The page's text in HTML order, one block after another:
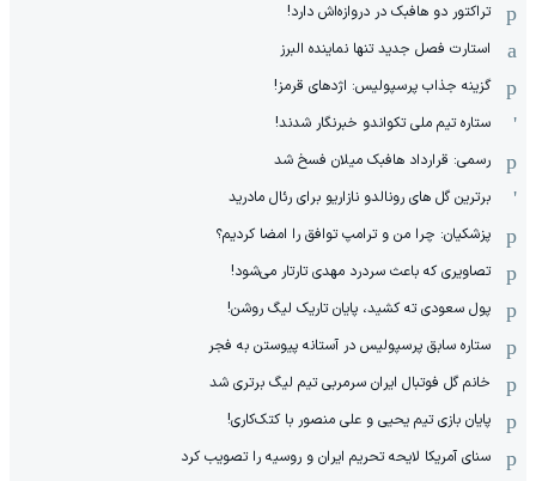
تراکتور دو هافبک در دروازه‌اش دارد!
استارت فصل جدید تنها نماینده البرز
گزینه جذاب پرسپولیس: اژدهای قرمز!
ستاره تیم ملی تکواندو خبرنگار شدند!
رسمی: قرارداد هافبک میلان فسخ شد
برترین گل های رونالدو نازاریو برای رئال مادرید
پزشکیان: چرا من و ترامپ توافق را امضا کردیم؟
تصاویری که باعث سردرد مهدی تارتار می‌شود!
پول سعودی ته کشید، پایان تاریک لیگ روشن!
ستاره سابق پرسپولیس در آستانه پیوستن به فجر
خانم گل فوتبال ایران سرمربی تیم لیگ برتری شد
پایان بازی تیم یحیی و علی منصور با کتک‌کاری!
سنای آمریکا لایحه تحریم ایران و روسیه را تصویب کرد